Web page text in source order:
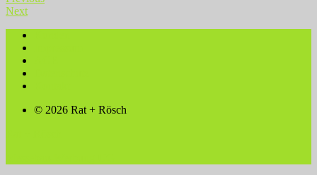
Next
© 2026 Rat + Rösch